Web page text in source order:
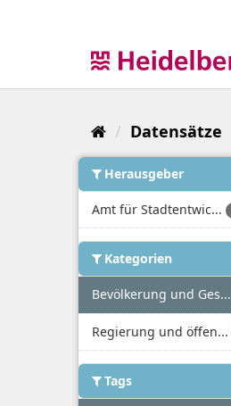
Datensätze
Herausgeber
Amt für Stadtentwic...
Kategorien
Bevölkerung und Ges...
Regierung und öffen...
Tags